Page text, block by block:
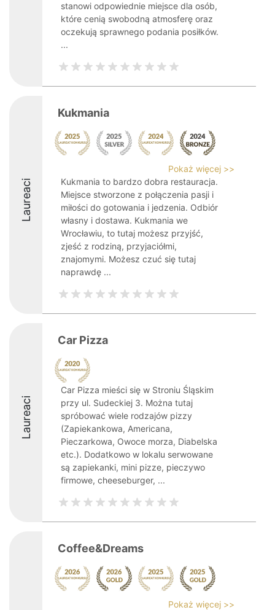
stanowi odpowiednie miejsce dla osób,
które cenią swobodną atmosferę oraz
oczekują sprawnego podania posiłków.
...
Laureaci
Kukmania
Pokaż więcej >>
Kukmania to bardzo dobra restauracja.
Miejsce stworzone z połączenia pasji i
miłości do gotowania i jedzenia. Odbiór
własny i dostawa. Kukmania we
Wrocławiu, to tutaj możesz przyjść,
zjeść z rodziną, przyjaciółmi,
znajomymi. Możesz czuć się tutaj
naprawdę ...
Laureaci
Car Pizza
Car Pizza mieści się w Stroniu Śląskim
przy ul. Sudeckiej 3. Można tutaj
spróbować wiele rodzajów pizzy
(Zapiekankowa, Americana,
Pieczarkowa, Owoce morza, Diabelska
etc.). Dodatkowo w lokalu serwowane
są zapiekanki, mini pizze, pieczywo
firmowe, cheeseburger, ...
Coffee&Dreams
Pokaż więcej >>